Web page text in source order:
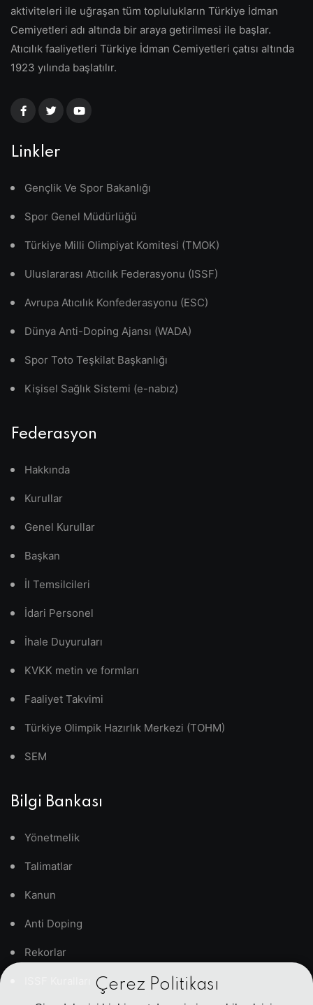
Çerez Politikası
aktiviteleri ile uğraşan tüm toplulukların Türkiye İdman
Cemiyetleri adı altında bir araya getirilmesi ile başlar.
Atıcılık faaliyetleri Türkiye İdman Cemiyetleri çatısı altında
1923 yılında başlatılır.
Linkler
Gençlik Ve Spor Bakanlığı
Spor Genel Müdürlüğü
Türkiye Milli Olimpiyat Komitesi (TMOK)
Uluslararası Atıcılık Federasyonu (ISSF)
Avrupa Atıcılık Konfederasyonu (ESC)
Dünya Anti-Doping Ajansı (WADA)
Spor Toto Teşkilat Başkanlığı
Kişisel Sağlık Sistemi (e-nabız)
Federasyon
Hakkında
Kurullar
Genel Kurullar
Başkan
İl Temsilcileri
İdari Personel
İhale Duyuruları
KVKK metin ve formları
Faaliyet Takvimi
Türkiye Olimpik Hazırlık Merkezi (TOHM)
SEM
Bilgi Bankası
Yönetmelik
Talimatlar
Kanun
Anti Doping
Rekorlar